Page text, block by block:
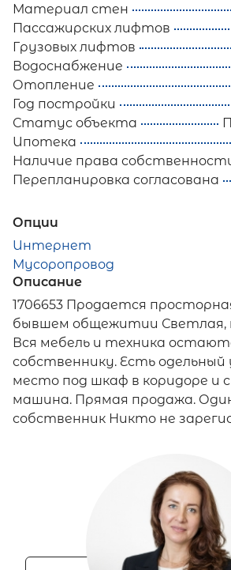
Материал стен
Пассажирских лифтов
Грузовых лифтов
Водоснабжение
Отопление
Год постройки
Статус объекта
Ипотека
Наличие права
Перепланировка согласована
Опции
Интернет
Мусоропровод
Описание
1706653 Продается
бывшем общежитии Светлая,
Вся мебель и техника
собственнику. Есть одельный
место под шкаф в коридоре и
машина. Прямая продажа.
собственник Никто не